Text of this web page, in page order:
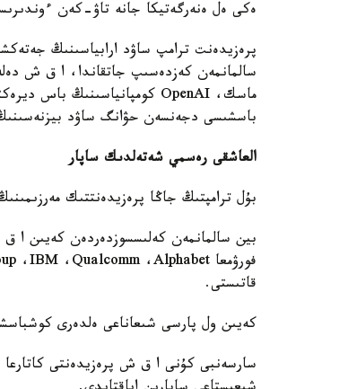
ەكى ەل ەنەرگەتيكا جانە تاۋ-كەن ءوندىرىسى
پرەزيدەنت ترامپ ساۋد ارابياسىنىڭ
سالمانمەن كەزدەسىپ جاتقاندا، ا ق ش
باسشىسى دجەنسەن حۋانگ ساۋد
العاشقى رەسمي شەتەلدىك ساپار
بۇل ترامپتىڭ جاڭا پرەزيدەنتتىك
بين سالمانمەن كەلىسسوزدەردەن كەيىن ا ق
قاتىستى.
كەيىن ول پارسى شىعاناعى ەلدەرى
سارسەنبى كۇنى ا ق ش پرەزيدەنتى كاتارعا